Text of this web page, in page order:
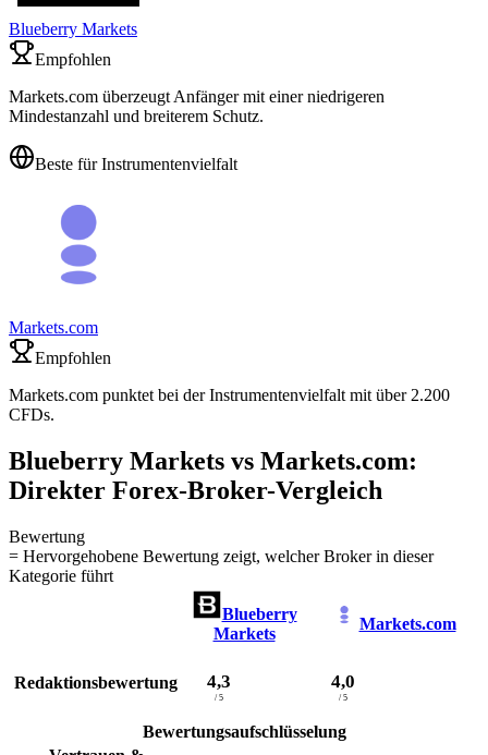
Blueberry Markets
Empfohlen
Markets.com überzeugt Anfänger mit einer niedrigeren
Mindestanzahl und breiterem Schutz.
Beste für Instrumentenvielfalt
Markets.com
Empfohlen
Markets.com punktet bei der Instrumentenvielfalt mit über 2.200
CFDs.
Blueberry Markets vs Markets.com:
Direkter Forex-Broker-Vergleich
Bewertung
= Hervorgehobene Bewertung zeigt, welcher Broker in dieser
Kategorie führt
Blueberry
Markets
Markets.com
Redaktionsbewertung 4,3
/ 5
4,0
/ 5
Bewertungsaufschlüsselung